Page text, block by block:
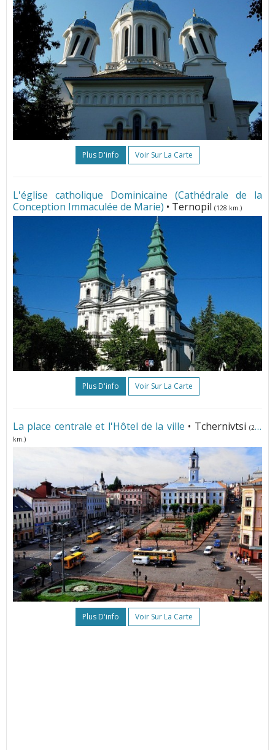
Plus D'info Voir Sur La Carte
L'église catholique Dominicaine (Cathédrale de la
Conception Immaculée de Marie) • Ternopil (128 km.)
Plus D'info Voir Sur La Carte
La place centrale et l'Hôtel de la ville • Tchernivtsi(260
km.)
Plus D'info Voir Sur La Carte